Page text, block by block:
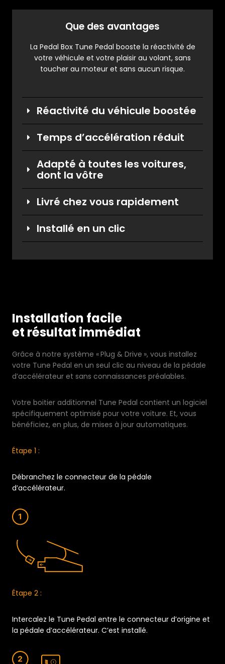
Que des avantages
La Pedal Box Tune Pedal booste la réactivité de
votre véhicule et votre plaisir au volant, sans
toucher au moteur et sans aucun risque.
Réactivité du véhicule boostée
Temps d’accélération réduit
Adapté à toutes les voitures,
dont la vôtre
Livré chez vous rapidement
Installé en un clic
Installation facile
et résultat immédiat
Grâce à notre système « Plug & Drive », vous installez
votre Tune Pedal en un seul clic au niveau de la pédale
d’accélérateur et sans connaissances préalables.
Votre boitier additionnel Tune Pedal contient un logiciel
spécifiquement optimisé pour votre voiture. Et, vous
bénéficiez, en plus, de mises à jour automatiques.
Étape 1 :
Débranchez le connecteur de la pédale
d’accélérateur.
Étape 2 :
Intercalez le Tune Pedal entre le connecteur d’origine et
la pédale d’accélérateur. C’est installé.